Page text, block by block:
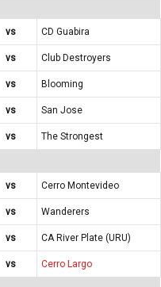
vs
CD Guabira
vs
Club Destroyers
vs
Blooming
vs
San Jose
vs The Strongest
vs
Cerro Montevideo
vs
Wanderers
vs
CA River Plate (URU)
vs Cerro Largo